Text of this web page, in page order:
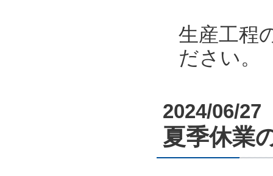
生産工程
ださい。
2024/06/27
夏季休業